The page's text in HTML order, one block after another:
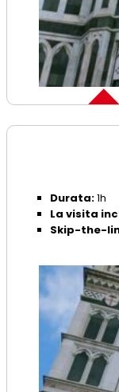
Durata:1h
La visita
Skip-the-